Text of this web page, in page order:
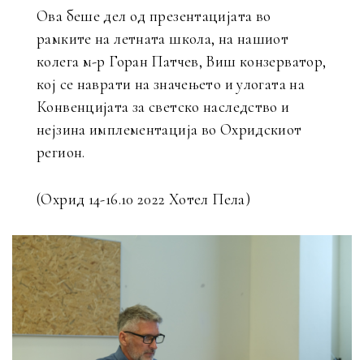
Ова беше дел од презентацијата во
рамките на летната школа, на нашиот
колега м-р Горан Патчев, Виш конзерватор,
кој се наврати на значењето и улогата на
Конвенцијата за светско наследство и
нејзина имплементација во Охридскиот
регион.
(Охрид 14-16.10 2022 Хотел Пела)